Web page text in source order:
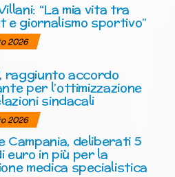
“La mia vita tra
e giornalismo sportivo”
2026
raggiunto accordo
per l’ottimizzazione
sindacali
2026
Campania, deliberati 5
euro in più per la
medica specialistica